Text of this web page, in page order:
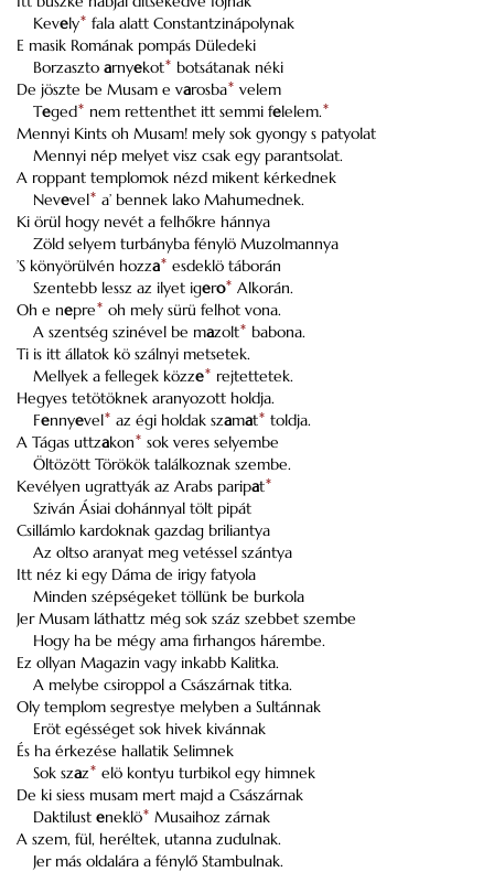
Kevely* fala alatt Constantzinápolynak
E masik Romának pompás Düledeki
Borzaszto arnyekot* botsátanak néki
De jöszte be Musam e varosba* velem
Teged* nem rettenthet itt semmi felelem.*
Mennyi Kints oh Musam! mely sok gyongy s patyolat
Mennyi nép melyet visz csak egy parantsolat.
A roppant templomok nézd mikent kérkednek
Nevevel* a’ bennek lako Mahumednek.
Ki örül hogy nevét a felhőkre hánnya
Zöld selyem turbányba fénylö Muzolmannya
’S könyörülvén hozza* esdeklö táborán
Szentebb lessz az ilyet igero* Alkorán.
Oh e nepre* oh mely sürü felhot vona.
A szentség szinével be mazolt* babona.
Ti is itt állatok kö szálnyi metsetek.
Mellyek a fellegek közze* rejtettetek.
Hegyes tetötöknek aranyozott holdja.
Fennyevel* az égi holdak szamat* toldja.
A Tágas uttzakon* sok veres selyembe
Öltözött Törökök találkoznak szembe.
Kevélyen ugrattyák az Arabs paripat*
Sziván Ásiai dohánnyal tölt pipát
Csillámlo kardoknak gazdag briliantya
Az oltso aranyat meg vetéssel szántya
Itt néz ki egy Dáma de irigy fatyola
Minden szépségeket töllünk be burkola
Jer Musam láthattz még sok száz szebbet szembe
Hogy ha be mégy ama firhangos hárembe.
Ez ollyan Magazin vagy inkabb Kalitka.
A melybe csiroppol a Császárnak titka.
Oly templom segrestye melyben a Sultánnak
Eröt egésséget sok hivek kivánnak
És ha érkezése hallatik Selimnek
Sok szaz* elö kontyu turbikol egy himnek
De ki siess musam mert majd a Császárnak
Daktilust eneklö* Musaihoz zárnak
A szem, fül, heréltek, utanna zudulnak.
Jer más oldalára a fénylő Stambulnak.